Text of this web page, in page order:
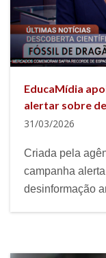
EducaMídia
alertar sobre
31/03/2026
Criada pela
campanha
desinformação